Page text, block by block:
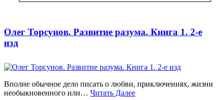
Олег Торсунов. Развитие разума. Книга 1. 2-е
изд
Вполне обычное дело писать о любви, приключениях, жизни
необыкновенного или… Читать Далее